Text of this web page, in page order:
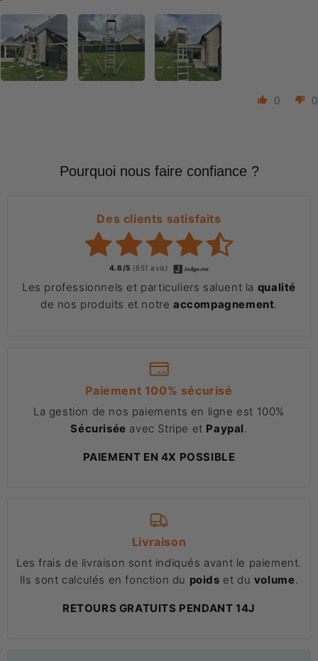
0 0
Pourquoi nous faire confiance ?
Des clients satisfaits
4.6/5 (651 avis)
Les professionnels et particuliers saluent la qualité
de nos produits et notre accompagnement
Paiement 100% sécurisé
La gestion de nos paiements en ligne est 100%
Sécurisée avec Stripe et Paypal
PAIEMENT EN 4X POSSIBLE
Livraison
Les frais de livraison sont indiqués avant le paiement.
Ils sont calculés en fonction du poids et du volume
RETOURS GRATUITS PENDANT 14J